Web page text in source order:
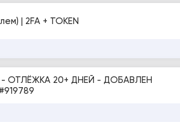
| 2FA + TOKEN
- ОТЛЁЖКА 20+ ДНЕЙ - ДОБАВЛЕН
- ПОДТВЕРЖДЕНЫ С ПОМОЩЬЮ EMAIL - 2FA/AUTH_TOKEN/CT0 #919789